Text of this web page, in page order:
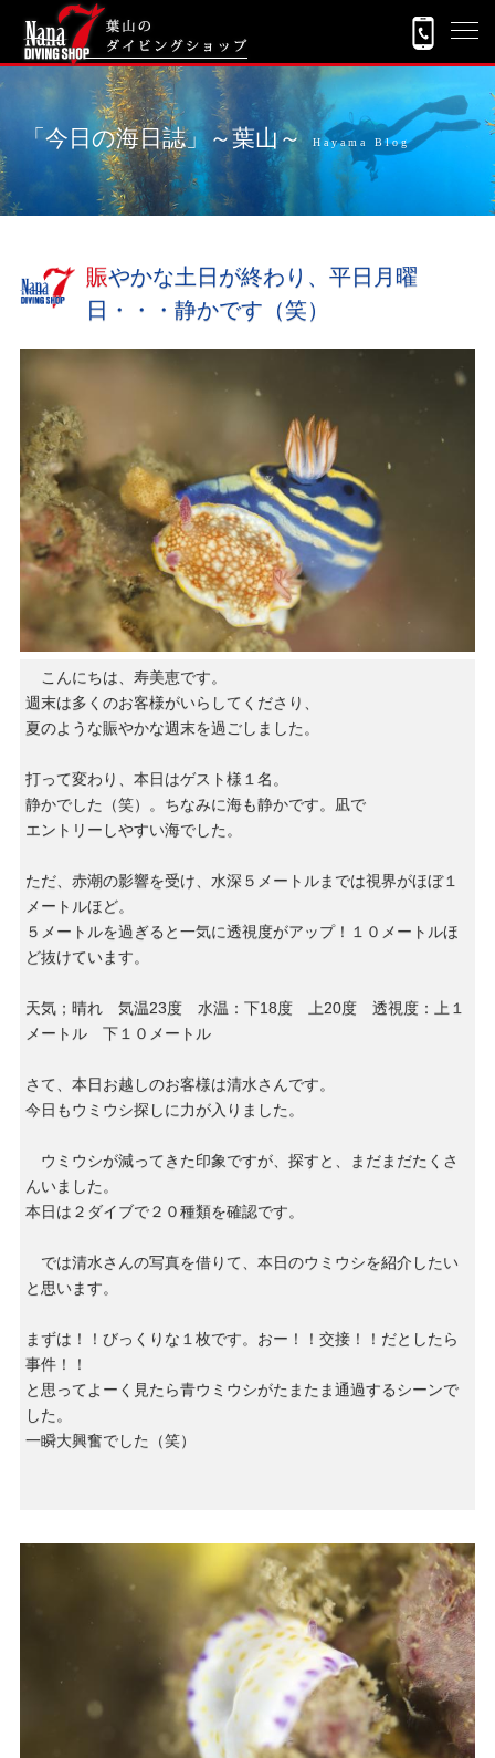
「今日の海日誌」～葉山～ Hayama Blog
賑やかな土日が終わり、平日月曜
日・・・静かです（笑）
こんにちは、寿美恵です。
週末は多くのお客様がいらしてくださり、
夏のような賑やかな週末を過ごしました。
打って変わり、本日はゲスト様１名。
静かでした（笑）。ちなみに海も静かです。凪で
エントリーしやすい海でした。
ただ、赤潮の影響を受け、水深５メートルまでは視界がほぼ１
メートルほど。
５メートルを過ぎると一気に透視度がアップ！１０メートルほ
ど抜けています。
天気；晴れ 気温23度 水温：下18度 上20度 透視度：上１
メートル 下１０メートル
さて、本日お越しのお客様は清水さんです。
今日もウミウシ探しに力が入りました。
ウミウシが減ってきた印象ですが、探すと、まだまだたくさ
んいました。
本日は２ダイブで２０種類を確認です。
では清水さんの写真を借りて、本日のウミウシを紹介したい
と思います。
まずは！！びっくりな１枚です。おー！！交接！！だとしたら
事件！！
と思ってよーく見たら青ウミウシがたまたま通過するシーンで
した。
一瞬大興奮でした（笑）